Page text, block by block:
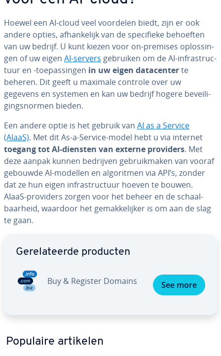
Hoewel een AI-cloud veel voordelen biedt, zijn er ook
andere opties, af­han­ke­lijk van de spe­ci­fie­ke behoeften
van uw bedrijf. U kunt kiezen voor on-premises op­los­sin­
gen of uw eigen AI-servers gebruiken om de AI-in­fra­struc­
tuur en -toe­pas­sin­gen in uw eigen da­ta­cen­terte
beheren. Dit geeft u maximale controle over uw
gegevens en systemen en kan uw bedrijf hogere be­vei­li­
gings­nor­men bieden.
Een andere optie is het gebruik van AI as a Service
(AIaaS). Met dit As-a-Service-model hebt u via internet
toegang tot AI-diensten van externe providers. Met
deze aanpak kunnen bedrijven ge­bruik­ma­ken van vooraf
gebouwde AI-modellen en al­go­rit­men via API’s, zonder
dat ze hun eigen in­fra­struc­tuur hoeven te bouwen.
AIaaS-providers zorgen voor het beheer en de schaal­
baar­heid, waardoor het ge­mak­ke­lij­ker is om aan de slag
te gaan.
Ge­re­la­teer­de producten
Buy & Register Domains See more
Populaire artikelen